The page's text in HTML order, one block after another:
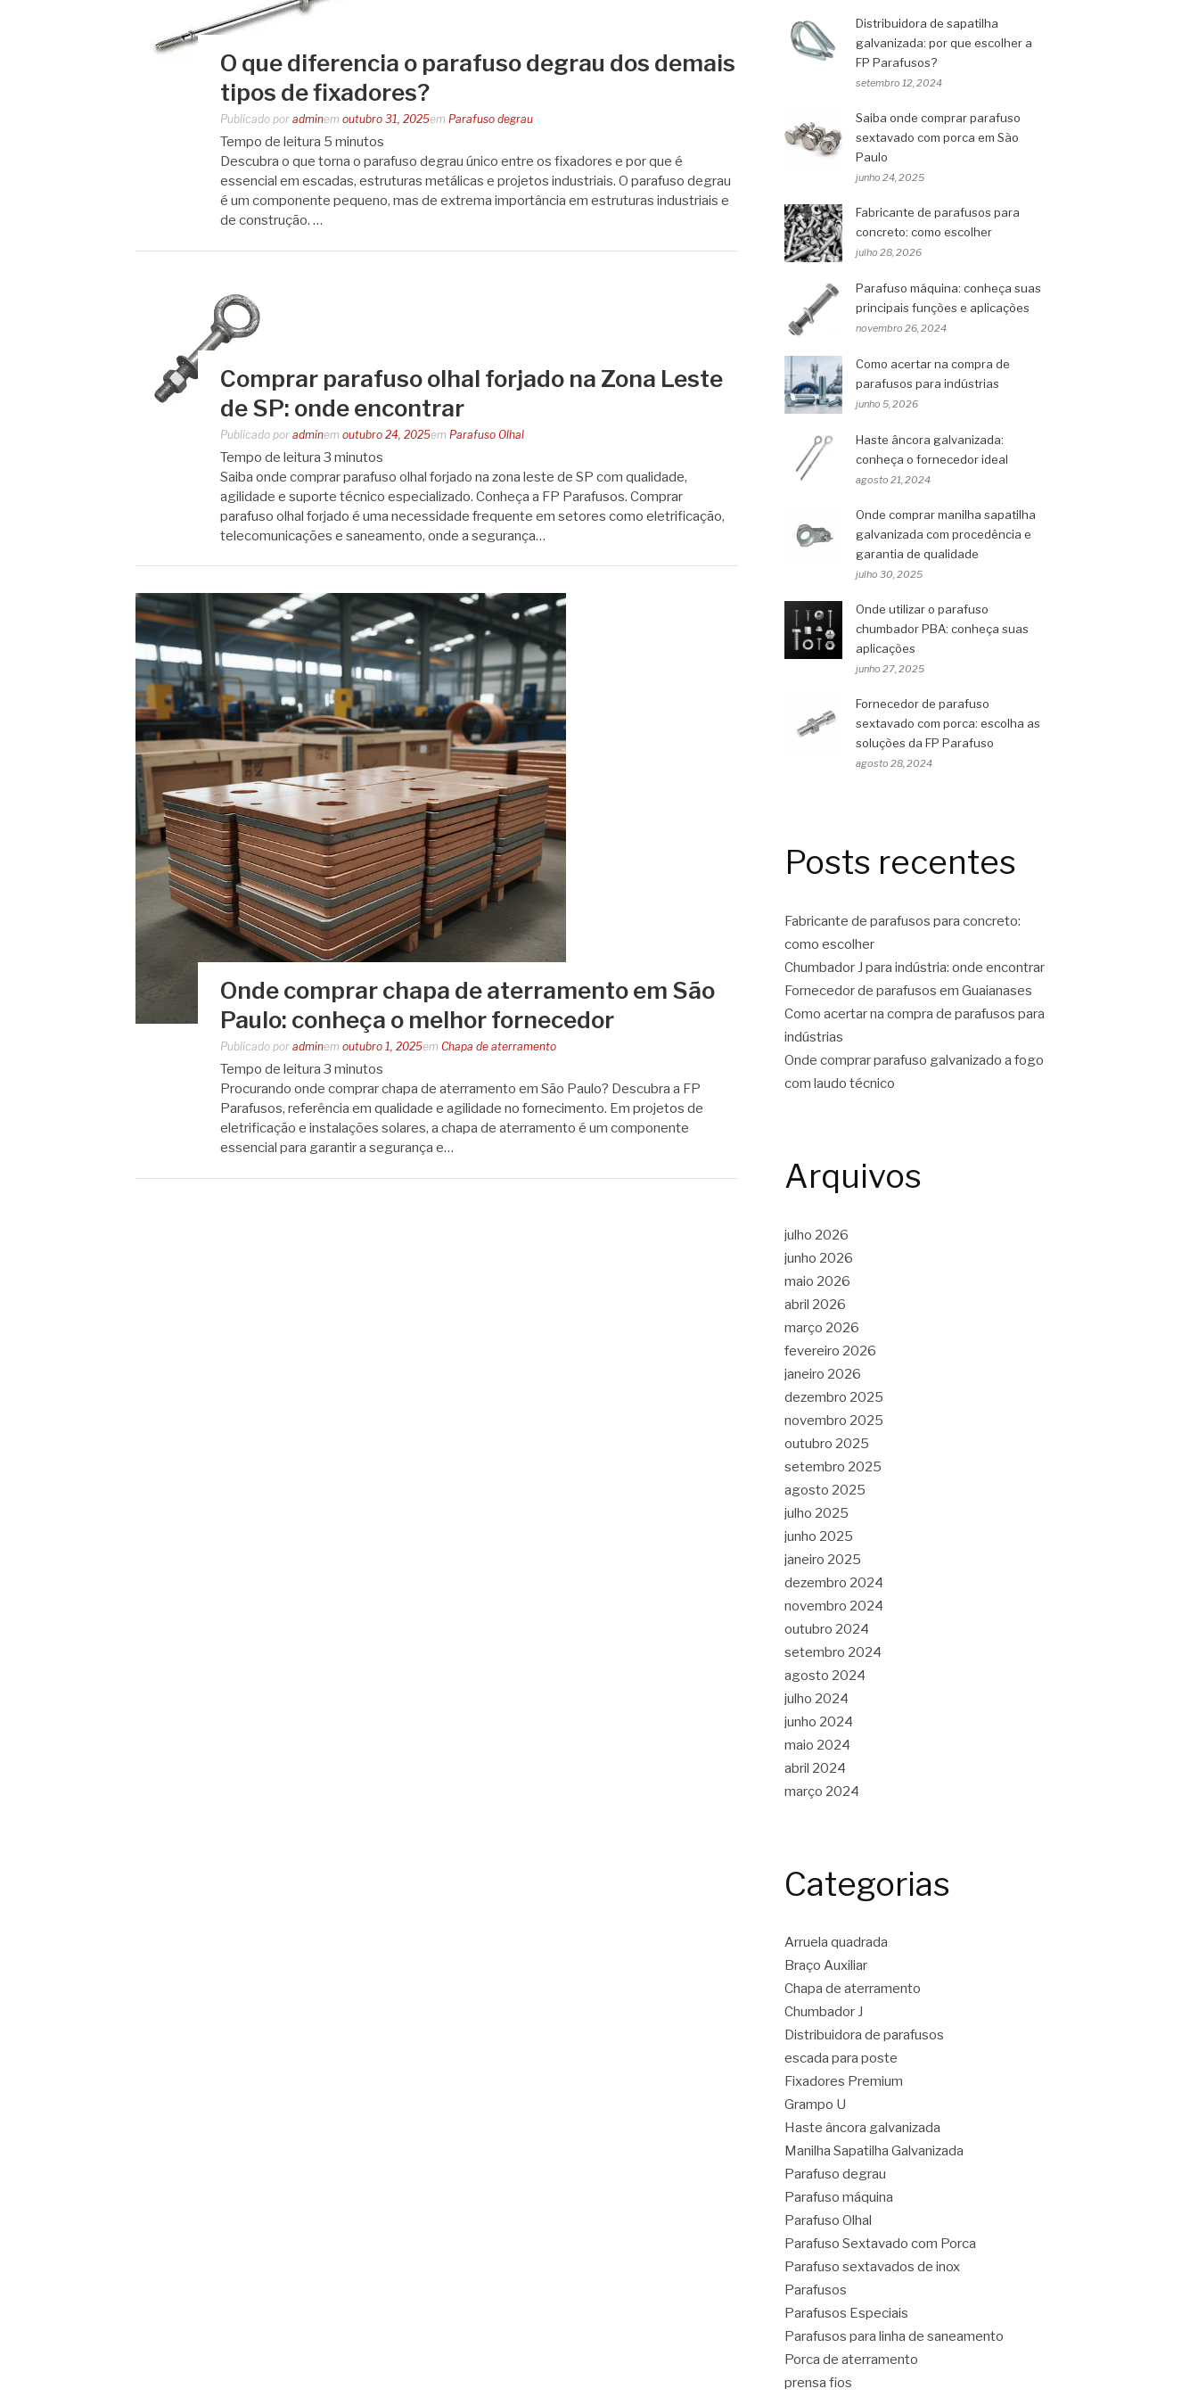
O que diferencia o parafuso degrau dos demais
tipos de fixadores?
Publicado por adminem outubro 31, 2025em Parafuso degrau
Tempo de leitura 5 minutos
Descubra o que torna o parafuso degrau único entre os fixadores e por que é
essencial em escadas, estruturas metálicas e projetos industriais. O parafuso degrau
é um componente pequeno, mas de extrema importância em estruturas industriais e
de construção. …
Comprar parafuso olhal forjado na Zona Leste
de SP: onde encontrar
Publicado por adminem outubro 24, 2025em Parafuso Olhal
Tempo de leitura 3 minutos
Saiba onde comprar parafuso olhal forjado na zona leste de SP com qualidade,
agilidade e suporte técnico especializado. Conheça a FP Parafusos. Comprar
parafuso olhal forjado é uma necessidade frequente em setores como eletrificação,
telecomunicações e saneamento, onde a segurança…
Onde comprar chapa de aterramento em São
Paulo: conheça o melhor fornecedor
Publicado por adminem outubro 1, 2025em Chapa de aterramento
Tempo de leitura 3 minutos
Procurando onde comprar chapa de aterramento em São Paulo? Descubra a FP
Parafusos, referência em qualidade e agilidade no fornecimento. Em projetos de
eletrificação e instalações solares, a chapa de aterramento é um componente
essencial para garantir a segurança e…
Distribuidora de sapatilha
galvanizada: por que escolher a
FP Parafusos?
setembro 12, 2024
Saiba onde comprar parafuso
sextavado com porca em São
Paulo
junho 24, 2025
Fabricante de parafusos para
concreto: como escolher
julho 28, 2026
Parafuso máquina: conheça suas
principais funções e aplicações
novembro 26, 2024
Como acertar na compra de
parafusos para indústrias
junho 5, 2026
Haste âncora galvanizada:
conheça o fornecedor ideal
agosto 21, 2024
Onde comprar manilha sapatilha
galvanizada com procedência e
garantia de qualidade
julho 30, 2025
Onde utilizar o parafuso
chumbador PBA: conheça suas
aplicações
junho 27, 2025
Fornecedor de parafuso
sextavado com porca: escolha as
soluções da FP Parafuso
agosto 28, 2024
Posts recentes
Fabricante de parafusos para concreto:
como escolher
Chumbador J para indústria: onde encontrar
Fornecedor de parafusos em Guaianases
Como acertar na compra de parafusos para
indústrias
Onde comprar parafuso galvanizado a fogo
com laudo técnico
Arquivos
julho 2026
junho 2026
maio 2026
abril 2026
março 2026
fevereiro 2026
janeiro 2026
dezembro 2025
novembro 2025
outubro 2025
setembro 2025
agosto 2025
julho 2025
junho 2025
janeiro 2025
dezembro 2024
novembro 2024
outubro 2024
setembro 2024
agosto 2024
julho 2024
junho 2024
maio 2024
abril 2024
março 2024
Categorias
Arruela quadrada
Braço Auxiliar
Chapa de aterramento
Chumbador J
Distribuidora de parafusos
escada para poste
Fixadores Premium
Grampo U
Haste âncora galvanizada
Manilha Sapatilha Galvanizada
Parafuso degrau
Parafuso máquina
Parafuso Olhal
Parafuso Sextavado com Porca
Parafuso sextavados de inox
Parafusos
Parafusos Especiais
Parafusos para linha de saneamento
Porca de aterramento
prensa fios